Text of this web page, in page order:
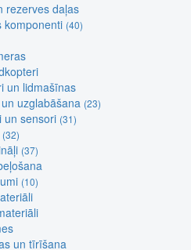
rezerves daļas
komponenti (40)
un lidmašīnas
uzglabāšana (23)
un sensori (31)
(32)
(37)
(10)
un tīrīšana